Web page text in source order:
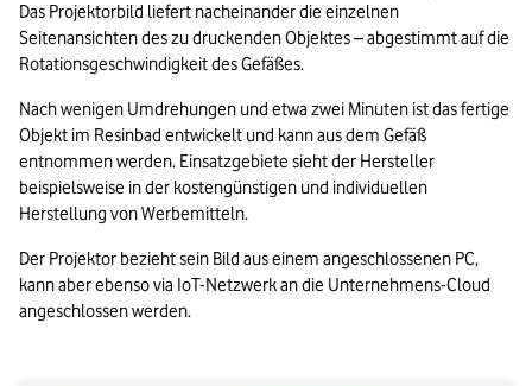
Das Projektorbild liefert nacheinander die einzelnen
Seitenansichten des zu druckenden Objektes – abgestimmt auf die
Rotationsgeschwindigkeit des Gefäßes.
Nach wenigen Umdrehungen und etwa zwei Minuten ist das fertige
Objekt im Resinbad entwickelt und kann aus dem Gefäß
entnommen werden. Einsatzgebiete sieht der Hersteller
beispielsweise in der kostengünstigen und individuellen
Herstellung von Werbemitteln.
Der Projektor bezieht sein Bild aus einem angeschlossenen PC,
kann aber ebenso via IoT-Netzwerk an die Unternehmens-Cloud
angeschlossen werden.